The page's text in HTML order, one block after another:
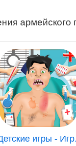
армейского
игры -